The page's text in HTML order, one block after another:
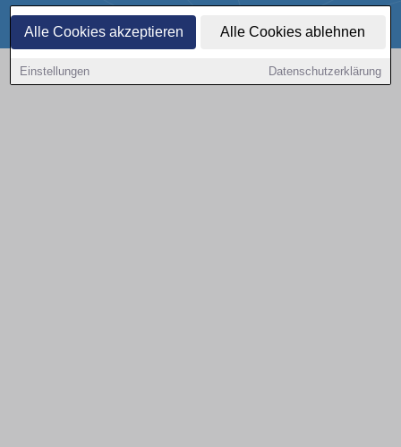
Alle Cookies akzeptieren Alle Cookies ablehnen
Einstellungen Datenschutzerklärung
Datenschutz Cookies
Copyright © 2000 - 2026 | 1A Infosysteme GmbH | Content by: 1a-sites-autos